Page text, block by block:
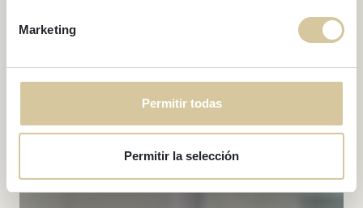
Marketing
Permitir todas
Permitir la selección